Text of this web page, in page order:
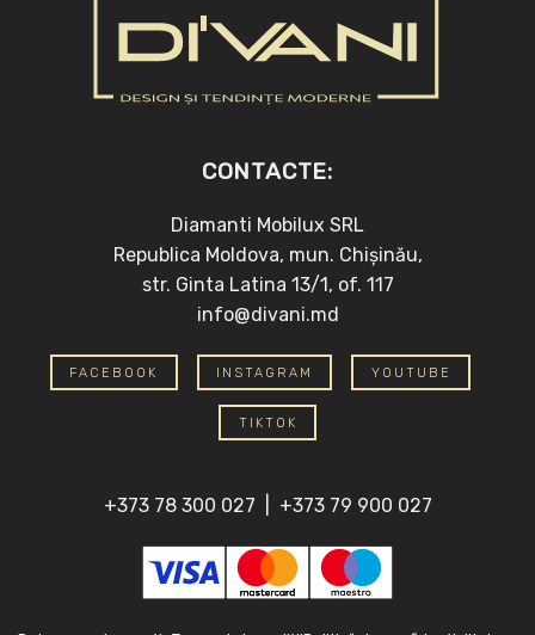
CONTACTE:
Diamanti Mobilux SRL
Republica Moldova, mun. Chișinău,
str. Ginta Latina 13/1, of. 117
info@divani.md
FACEBOOK INSTAGRAM YOUTUBE
TIKTOK
+373 78 300 027 +373 79 900 027